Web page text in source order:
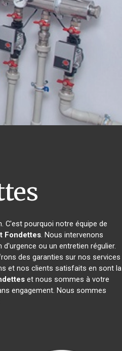
pourquoi notre équipe de
Fondettes. Nous intervenons
d'urgence ou un entretien régulier.
des garanties sur nos services
et nos clients satisfaits en sont la
et nous sommes à votre
engagement. Nous sommes